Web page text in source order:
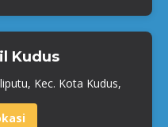
Kudus
Kec. Kota Kudus,